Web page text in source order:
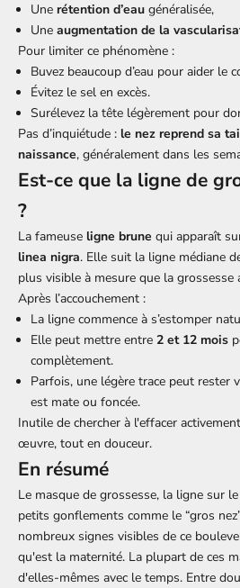
Une rétention d’eau généralisée,
Une augmentation de la
Pour limiter ce phénomène :
Buvez beaucoup d’eau pour aider le
Évitez le sel en excès.
Surélevez la tête légèrement pour
Pas d’inquiétude : le nez reprend sa
naissance, généralement dans les
Est-ce que la ligne de
?
La fameuse ligne brune qui apparaît
linea nigra. Elle suit la ligne médiane
plus visible à mesure que la grossesse
Après l’accouchement :
La ligne commence à s’estomper
Elle peut mettre entre 2 et 12 mois
complètement.
Parfois, une légère trace peut rester
est mate ou foncée.
Inutile de chercher à l'effacer
œuvre, tout en douceur.
En résumé
Le masque de grossesse, la ligne sur
petits gonflements comme le “gros
nombreux signes visibles de ce
qu'est la maternité. La plupart de ces
d'elles-mêmes avec le temps. Entre